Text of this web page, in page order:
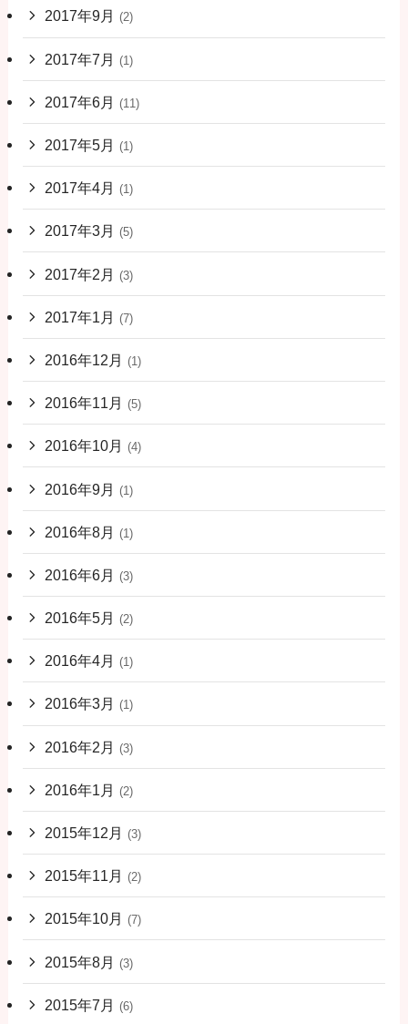
2017年9月 (2)
2017年7月 (1)
2017年6月 (11)
2017年5月 (1)
2017年4月 (1)
2017年3月 (5)
2017年2月 (3)
2017年1月 (7)
2016年12月 (1)
2016年11月 (5)
2016年10月 (4)
2016年9月 (1)
2016年8月 (1)
2016年6月 (3)
2016年5月 (2)
2016年4月 (1)
2016年3月 (1)
2016年2月 (3)
2016年1月 (2)
2015年12月 (3)
2015年11月 (2)
2015年10月 (7)
2015年8月 (3)
2015年7月 (6)